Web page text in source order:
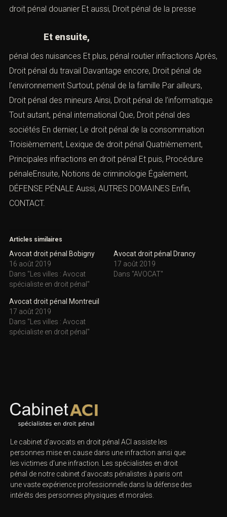
droit pénal douanier Et aussi, Droit pénal de la presse
Et ensuite,
pénal des nuisances Et plus, pénal routier infractions Après,
Droit pénal du travail Davantage encore, Droit pénal de
l’environnement Surtout, pénal de la famille Par ailleurs,
Droit pénal des mineurs Ainsi, Droit pénal de l’informatique
Tout autant, pénal international Que, Droit pénal des
sociétés En dernier, Le droit pénal de la consommation
Troisièmement, Lexique de droit pénal Quatrièmement,
Principales infractions en droit péna Et puis, Procédure
pénaleEnsuite, Notions de criminologie Également,
DÉFENSE PÉNALE Aussi, AUTRES DOMAINES Enfin,
CONTACT.
Articles similaires
Avocat droit pénal Bobigny
16 août 2019
Dans "Les villes : Avocat
spécialiste en droit pénal"
Avocat droit pénal Drancy
17 août 2019
Dans "AVOCAT"
Avocat droit pénal Montreuil
17 août 2019
Dans "Les villes : Avocat
spécialiste en droit pénal"
Le cabinet d’avocats en droit pénal ACI assiste les
personnes mise en cause dans une infraction ainsi que
les victimes d’une infraction. Les spécialistes en droit
pénal de notre cabinet d’avocats pénalistes à paris ont
une vaste expérience professionnelle dans la défense des
intérêts des personnes physiques et morales.